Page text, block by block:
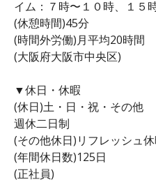
イム：７時〜１０時、１５
(休憩時間)45分
(時間外労働)月平均20時間
(大阪府大阪市中央区)
▼休日・休暇
(休日)土・日・祝・その他
週休二日制
(その他休日)リフレッシュ
(年間休日数)125日
(正社員)